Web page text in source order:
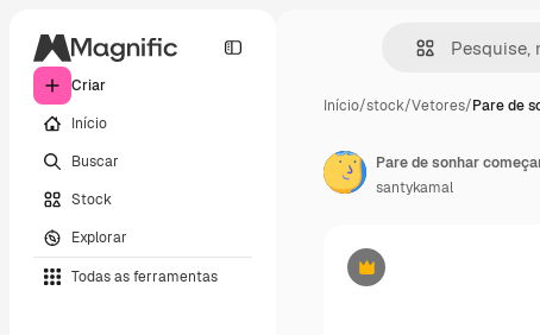
Criar
Início
Buscar
Stock
Explorar
Todas as ferramentas
Início/stock/Vetores/Pare de
Premium
Pare de sonhar
santykamal